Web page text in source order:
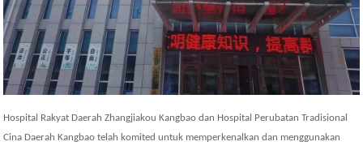
Hospital Rakyat Daerah Zhangjiakou Kangbao dan Hospital Perubatan Tradisional
Cina Daerah Kangbao telah komited untuk memperkenalkan dan menggunakan